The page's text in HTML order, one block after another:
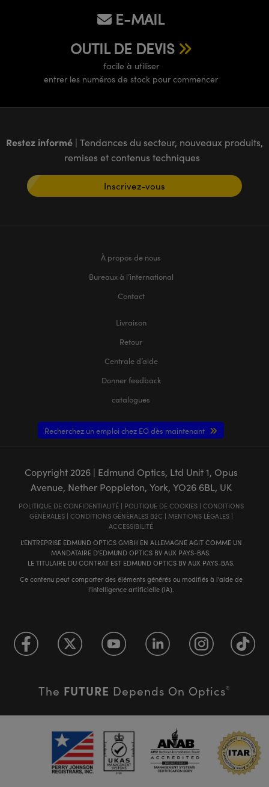
E-MAIL
OUTIL DE DEVIS
facile à utiliser
entrer les numéros de stock pour commencer
Restez informé | Tendances du secteur, nouveaux produits,
remises et contenus techniques
Inscrivez-vous
À propos de nous
Bureaux à l’international
Contact
Livraison
Retour
Centrale d’aide
Donner feedback
catalogues
Recherchez un emploi chez EO dès maintenant
Copyright 2026| Edmund Optics, Ltd Unit 1, Opus
Avenue, Nether Poppleton, York, YO26 6BL, UK
POLITIQUE DE CONFIDENTIALITÉ| POLITIQUE DE COOKIES| CONDITIONS
GÉNÈRALES| CONDITIONS GÉNÈRALES B2C | MENTIONS LÉGALES|
ACCESSIBILITÉ
L'ENTREPRISE EDMUND OPTICS GMBH EN ALLEMAGNE AGIT COMME UN
MANDATAIRE D'EDMUND OPTICS BV AUX PAYS-BAS.
LE TITULAIRE DU CONTRAT EST EDMUND OPTICS BV AUX PAYS-BAS.
Ce contenu peut comporter des éléments générés ou modifiés à l'aide de
l'intelligence artificielle (IA).
The FUTURE Depends On Optics®